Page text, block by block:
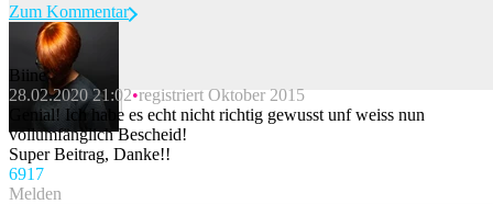
Beitrag melden
Zum Kommentar
Biine
28.02.2020 21:02 registriert Oktober 2015
Genial! Ich habe es echt nicht richtig gewusst unf weiss nun
vollumfänglich Bescheid!
Super Beitrag, Danke!!
6917
Melden